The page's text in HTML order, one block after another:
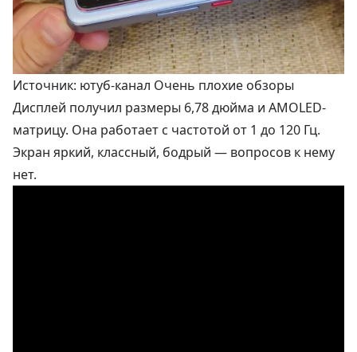
Источник: ютуб-канал Очень плохие обзоры
Дисплей получил размеры 6,78 дюйма и AMOLED-
матрицу. Она работает с частотой от 1 до 120 Гц.
Экран яркий, классный, бодрый — вопросов к нему
нет.